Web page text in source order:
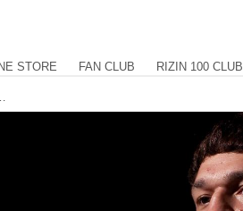
STORE FAN CLUB RIZIN 100 CLUB